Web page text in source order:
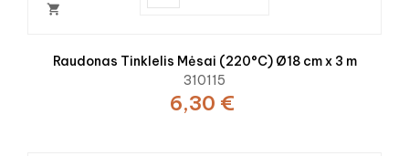

Raudonas Tinklelis Mėsai (220°C) Ø18 cm x 3 m
310115
6,30 €